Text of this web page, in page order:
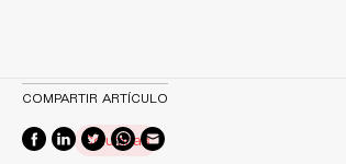
Skip
content
Columnas
COMPARTIR ARTÍCULO